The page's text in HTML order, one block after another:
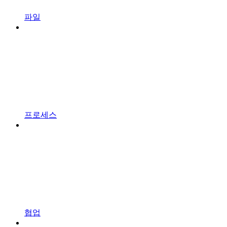
파일
프로세스
협업